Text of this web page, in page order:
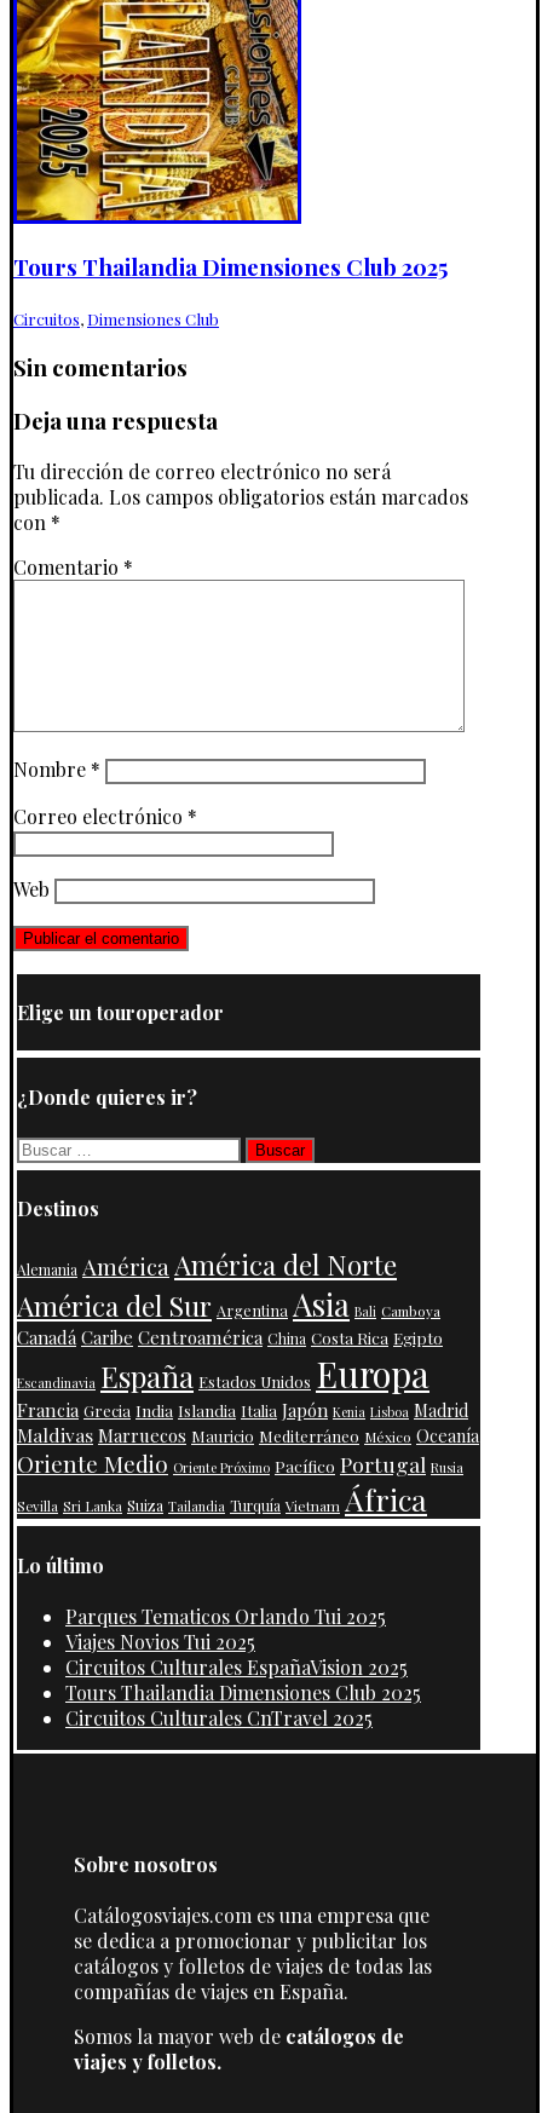
Tours Thailandia Dimensiones Club 2025
Circuitos, Dimensiones Club
Sin comentarios
Deja una respuesta
Tu dirección de correo electrónico no será
publicada. Los campos obligatorios están marcados
con *
Comentario *
Nombre *
Correo electrónico *
Web
Elige un touroperador
¿Donde quieres ir?
Buscar:
Destinos
Alemania AméricaAmérica del Norte
América del Sur Argentina Asia Bali Camboya
Canadá Caribe Centroamérica China Costa Rica Egipto
Escandinavia España Estados Unidos Europa
Francia Grecia India Islandia Italia Japón Kenia Lisboa Madrid
Maldivas Marruecos Mauricio Mediterráneo México Oceanía
Oriente Medio Oriente Próximo Pacífico Portugal Rusia
Sevilla Sri Lanka Suiza Tailandia Turquía Vietnam África
Lo último
Parques Tematicos Orlando Tui 2025
Viajes Novios Tui 2025
Circuitos Culturales EspañaVision 2025
Tours Thailandia Dimensiones Club 2025
Circuitos Culturales CnTravel 2025
Sobre nosotros
Catálogosviajes.com es una empresa que
se dedica a promocionar y publicitar los
catálogos y folletos de viajes de todas las
compañías de viajes en España.
Somos la mayor web de catálogos de
viajes y folletos.